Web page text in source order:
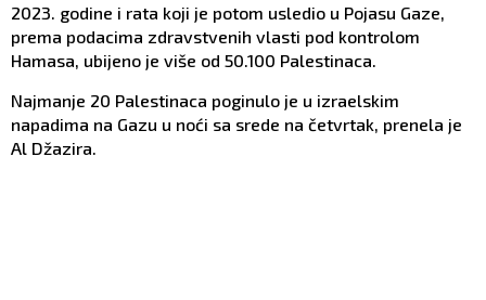
2023. godine i rata koji je potom usledio u Pojasu Gaze,
prema podacima zdravstvenih vlasti pod kontrolom
Hamasa, ubijeno je više od 50.100 Palestinaca.
Najmanje 20 Palestinaca poginulo je u izraelskim
napadima na Gazu u noći sa srede na četvrtak, prenela je
Al Džazira.